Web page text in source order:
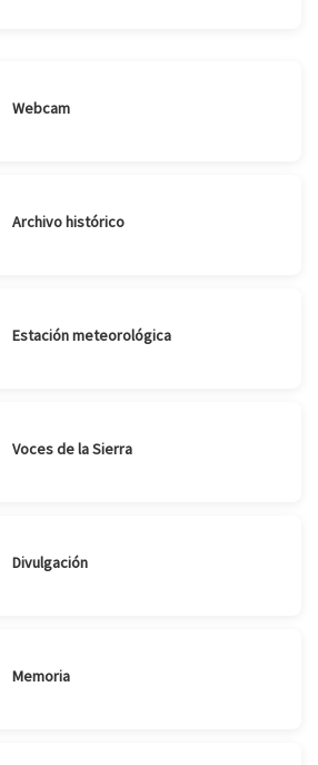
Webcam
Archivo histórico
Estación meteorológica
Voces de la Sierra
Divulgación
Memoria